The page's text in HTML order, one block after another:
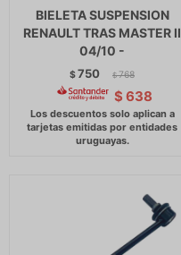
BIELETA SUSPENSION
RENAULT TRAS MASTER II
04/10 -
$750 $ 768
$ 638